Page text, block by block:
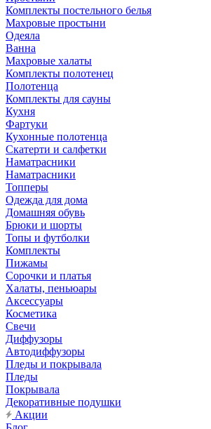
Комплекты постельного белья
Махровые простыни
Одеяла
Ванна
Махровые халаты
Комплекты полотенец
Полотенца
Комплекты для сауны
Кухня
Фартуки
Кухонные полотенца
Скатерти и салфетки
Наматрасники
Наматрасники
Топперы
Одежда для дома
Домашняя обувь
Брюки и шорты
Топы и футболки
Комплекты
Пижамы
Сорочки и платья
Халаты, пеньюары
Аксессуары
Косметика
Свечи
Диффузоры
Автодиффузоры
Пледы и покрывала
Пледы
Покрывала
Декоративные подушки
Акции